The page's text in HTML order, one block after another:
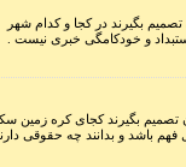
بگیرند در کجا و کدام شهر
و خودکامگی خبری نیست .
تصمیم بگیرند کجای کره زمین
فهم باشد و بدانند چه حقوقی